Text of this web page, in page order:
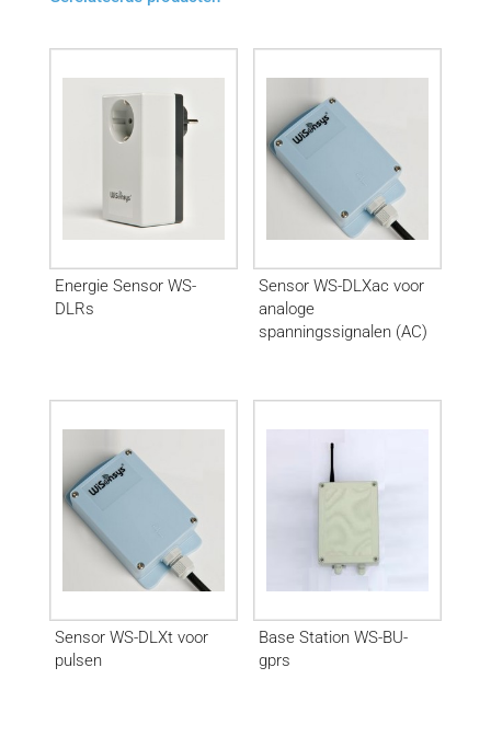
Energie Sensor WS-
DLRs
Sensor WS-DLXac voor
analoge
spanningssignalen (AC)
Sensor WS-DLXt voor
pulsen
Base Station WS-BU-
gprs